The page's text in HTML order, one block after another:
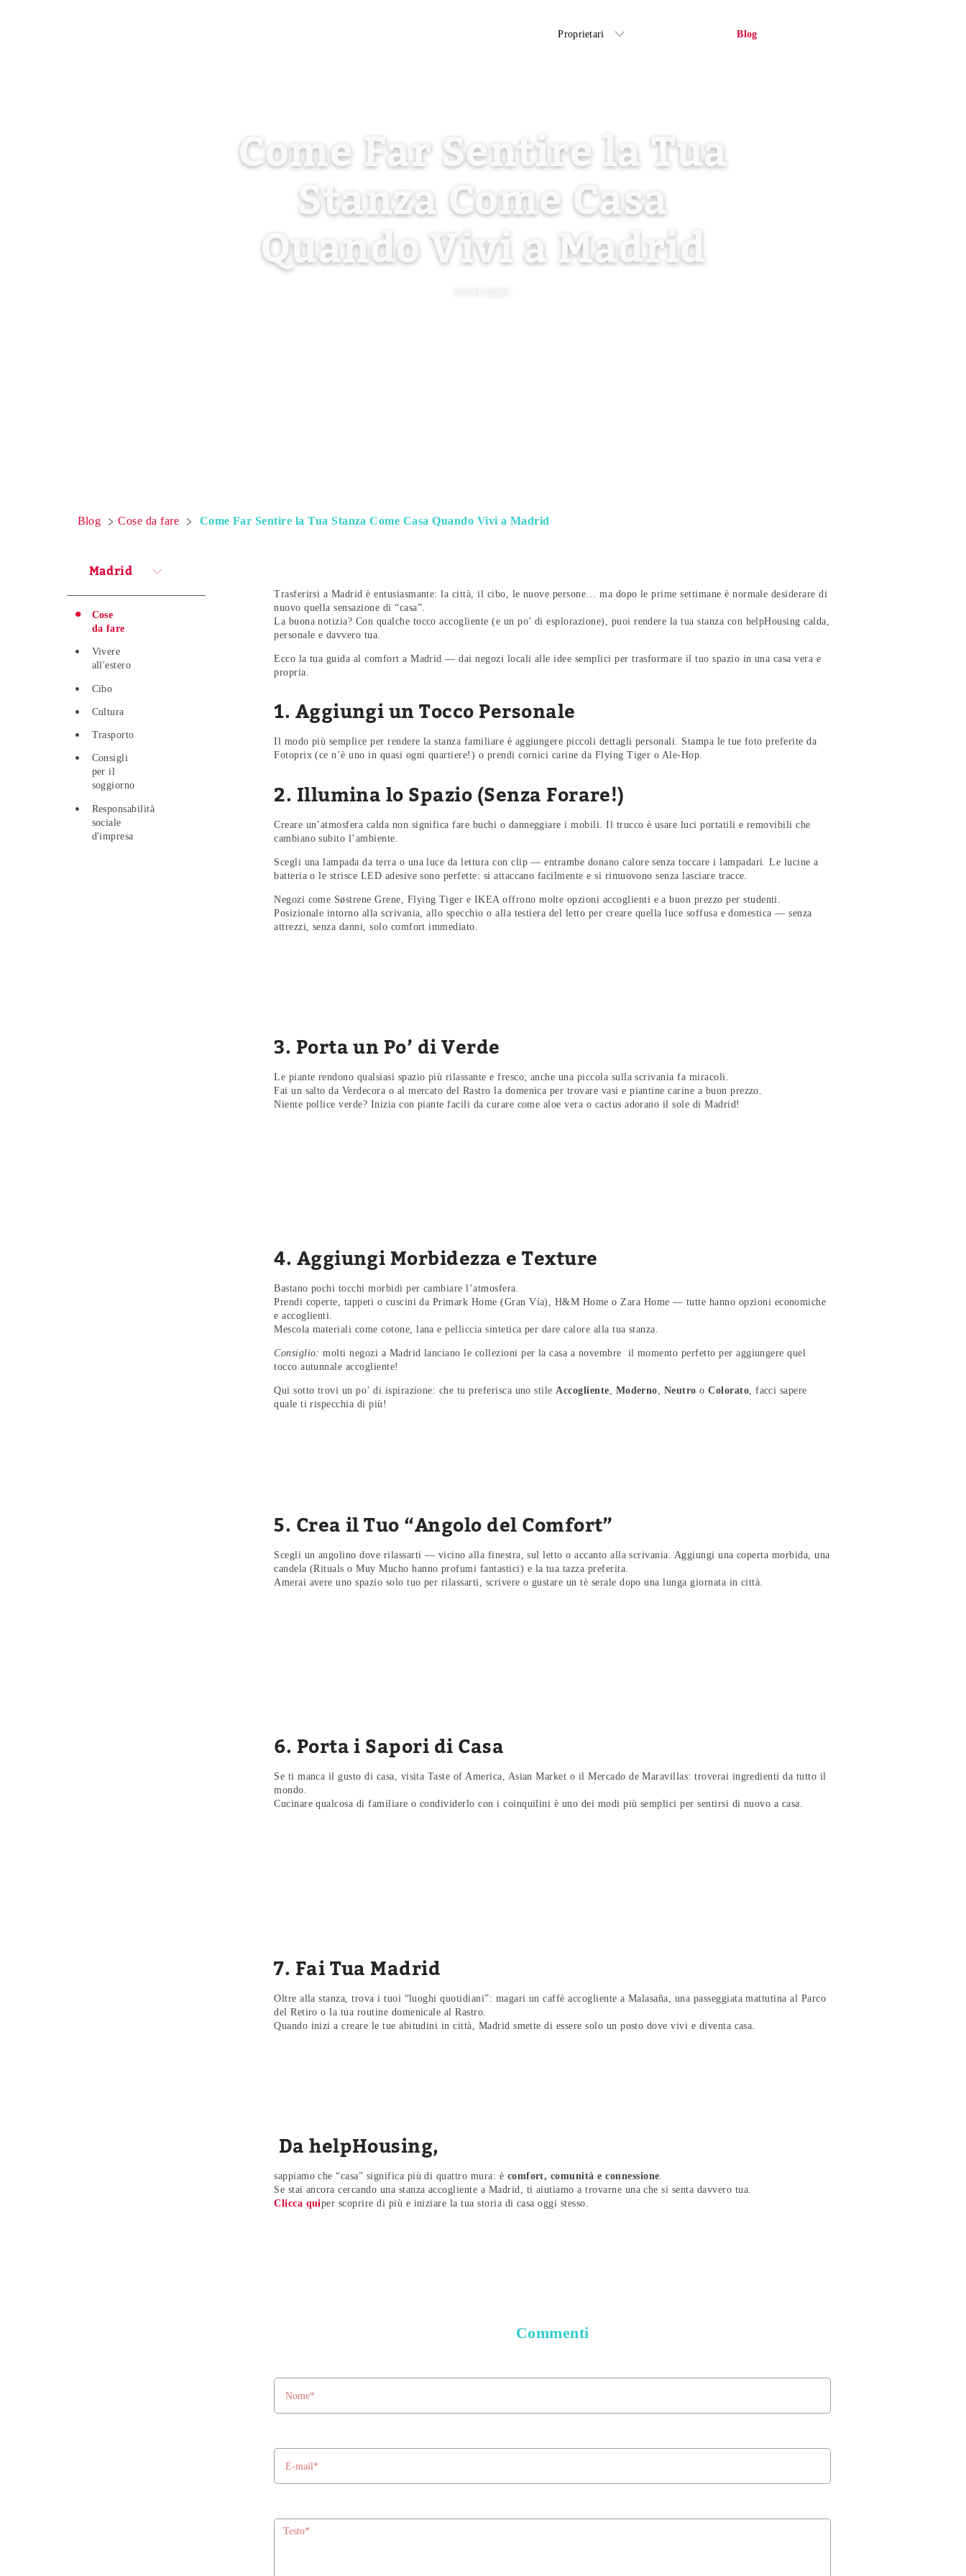
Proprietari Blog
Come Far Sentire la Tua
Stanza Come Casa
Quando Vivi a Madrid
Blog Cose da fare Come Far Sentire la Tua Stanza Come Casa Quando Vivi a Madrid
Madrid
Cose
da fare
Vivere
all'estero
Cibo
Cultura
Trasporto
Consigli
per il
soggiorno
Responsabilità
sociale
d'impresa
Trasferirsi a Madrid è entusiasmante: la città, il cibo, le nuove persone… ma dopo le prime settimane è normale desiderare di
nuovo quella sensazione di “casa”.
La buona notizia? Con qualche tocco accogliente (e un po’ di esplorazione), puoi rendere la tua stanza con helpHousing calda,
personale e davvero tua.
Ecco la tua guida al comfort a Madrid — dai negozi locali alle idee semplici per trasformare il tuo spazio in una casa vera e
propria.
1. Aggiungi un Tocco Personale
Il modo più semplice per rendere la stanza familiare è aggiungere piccoli dettagli personali. Stampa le tue foto preferite da
Fotoprix (ce n’è uno in quasi ogni quartiere!) o prendi cornici carine da Flying Tiger o Ale-Hop.
2. Illumina lo Spazio (Senza Forare!)
Creare un’atmosfera calda non significa fare buchi o danneggiare i mobili. Il trucco è usare luci portatili e removibili che
cambiano subito l’ambiente.
Scegli una lampada da terra o una luce da lettura con clip — entrambe donano calore senza toccare i lampadari. Le lucine a
batteria o le strisce LED adesive sono perfette: si attaccano facilmente e si rimuovono senza lasciare tracce.
Negozi come Søstrene Grene, Flying Tiger e IKEA offrono molte opzioni accoglienti e a buon prezzo per studenti.
Posizionale intorno alla scrivania, allo specchio o alla testiera del letto per creare quella luce soffusa e domestica — senza
attrezzi, senza danni, solo comfort immediato.
3. Porta un Po’ di Verde
Le piante rendono qualsiasi spazio più rilassante e fresco; anche una piccola sulla scrivania fa miracoli.
Fai un salto da Verdecora o al mercato del Rastro la domenica per trovare vasi e piantine carine a buon prezzo.
Niente pollice verde? Inizia con piante facili da curare come aloe vera o cactus adorano il sole di Madrid!
4. Aggiungi Morbidezza e Texture
Bastano pochi tocchi morbidi per cambiare l’atmosfera.
Prendi coperte, tappeti o cuscini da Primark Home (Gran Vía), H&M Home o Zara Home — tutte hanno opzioni economiche
e accoglienti.
Mescola materiali come cotone, lana e pelliccia sintetica per dare calore alla tua stanza.
Consiglio: molti negozi a Madrid lanciano le collezioni per la casa a novembre il momento perfetto per aggiungere quel
tocco autunnale accogliente!
Qui sotto trovi un po’ di ispirazione: che tu preferisca uno stileAccogliente, Moderno, Neutro oColorato, facci sapere
quale ti rispecchia di più!
5. Crea il Tuo “Angolo del Comfort”
Scegli un angolino dove rilassarti — vicino alla finestra, sul letto o accanto alla scrivania. Aggiungi una coperta morbida, una
candela (Rituals o Muy Mucho hanno profumi fantastici) e la tua tazza preferita.
Amerai avere uno spazio solo tuo per rilassarti, scrivere o gustare un tè serale dopo una lunga giornata in città.
6. Porta i Sapori di Casa
Se ti manca il gusto di casa, visita Taste of America, Asian Market o il Mercado de Maravillas: troverai ingredienti da tutto il
mondo.
Cucinare qualcosa di familiare o condividerlo con i coinquilini è uno dei modi più semplici per sentirsi di nuovo a casa.
7. Fai Tua Madrid
Oltre alla stanza, trova i tuoi “luoghi quotidiani”: magari un caffè accogliente a Malasaña, una passeggiata mattutina al Parco
del Retiro o la tua routine domenicale al Rastro.
Quando inizi a creare le tue abitudini in città, Madrid smette di essere solo un posto dove vivi e diventa casa.
DahelpHousing,
sappiamo che “casa” significa più di quattro mura: è comfort, comunità e connessione.
Se stai ancora cercando una stanza accogliente a Madrid, ti aiutiamo a trovarne una che si senta davvero tua.
Clicca quiper scoprire di più e iniziare la tua storia di casa oggi stesso.
Commenti